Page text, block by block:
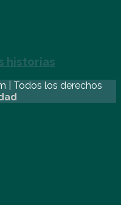
historias
| Todos los derechos